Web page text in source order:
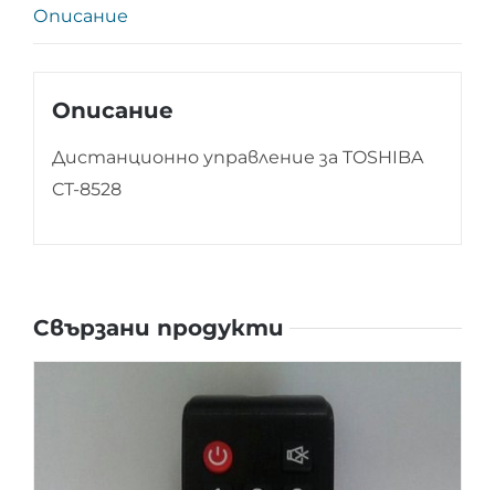
Описание
Описание
Дистанционно управление за TOSHIBA
CT-8528
Свързани продукти